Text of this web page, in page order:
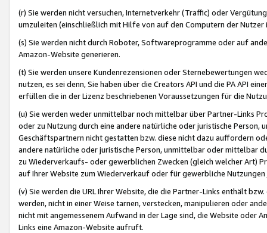
(r) Sie werden nicht versuchen, Internetverkehr (Traffic) oder
umzuleiten (einschließlich mit Hilfe von auf den Computern der
(s) Sie werden nicht durch Roboter, Softwareprogramme oder auf
Amazon-Website generieren.
(t) Sie werden unsere Kundenrezensionen oder Sternebewertungen
nutzen, es sei denn, Sie haben über die Creators API und die PA API
erfüllen die in der Lizenz beschriebenen Voraussetzungen für die
(u) Sie werden weder unmittelbar noch mittelbar über Partner-Links
oder zu Nutzung durch eine andere natürliche oder juristische
Geschäftspartnern nicht gestatten bzw. diese nicht dazu auffordern
andere natürliche oder juristische Person, unmittelbar oder mittelbar
zu Wiederverkaufs- oder gewerblichen Zwecken (gleich welcher Art)
auf Ihrer Website zum Wiederverkauf oder für gewerbliche
(v) Sie werden die URL Ihrer Website, die die Partner-Links enthält
werden, nicht in einer Weise tarnen, verstecken, manipulieren oder
nicht mit angemessenem Aufwand in der Lage sind, die Website oder
Links eine Amazon-Website aufruft.